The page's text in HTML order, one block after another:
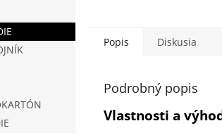
Popis Diskusia
Podrobný popis
Vlastnosti a